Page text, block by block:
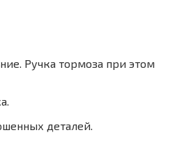
Ручка тормоза при этом
деталей.